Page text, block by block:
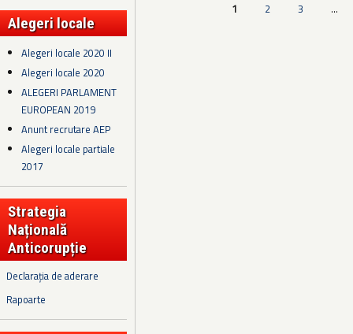
Alegeri locale
Alegeri locale 2020 II
Alegeri locale 2020
ALEGERI PARLAMENT
EUROPEAN 2019
Anunt recrutare AEP
Alegeri locale partiale
2017
Strategia
Națională
Anticorupție
Declarația de aderare
Rapoarte
1 2 3 …